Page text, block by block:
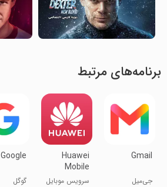
برنامه‌های مرتبط
Gmail
جی‌میل
Huawei
Mobile
Services
سرویس موبایل
Google
گوگل